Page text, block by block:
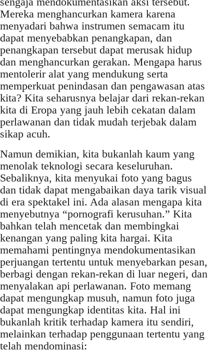
Mereka menghancurkan kamera karena
menyadari bahwa instrumen semacam itu
dapat menyebabkan penangkapan, dan
penangkapan tersebut dapat merusak hidup
dan menghancurkan gerakan. Mengapa harus
mentolerir alat yang mendukung serta
memperkuat penindasan dan pengawasan atas
kita? Kita seharusnya belajar dari rekan-rekan
kita di Eropa yang jauh lebih cekatan dalam
perlawanan dan tidak mudah terjebak dalam
sikap acuh.
Namun demikian, kita bukanlah kaum yang
menolak teknologi secara keseluruhan.
Sebaliknya, kita menyukai foto yang bagus
dan tidak dapat mengabaikan daya tarik visual
di era spektakel ini. Ada alasan mengapa kita
menyebutnya “pornografi kerusuhan.” Kita
bahkan telah mencetak dan membingkai
kenangan yang paling kita hargai. Kita
memahami pentingnya mendokumentasikan
perjuangan tertentu untuk menyebarkan pesan,
berbagi dengan rekan-rekan di luar negeri, dan
menyalakan api perlawanan. Foto memang
dapat mengungkap musuh, namun foto juga
dapat mengungkap identitas kita. Hal ini
bukanlah kritik terhadap kamera itu sendiri,
melainkan terhadap penggunaan tertentu yang
telah mendominasi: